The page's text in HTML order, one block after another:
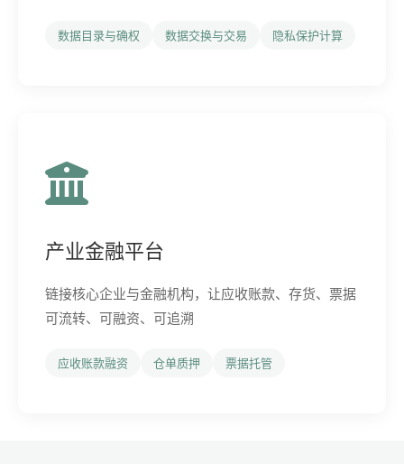
数据目录与确权 数据交换与交易 隐私保护计算
产业金融平台
链接核心企业与金融机构，让应收账款、存货、票据
可流转、可融资、可追溯
应收账款融资 仓单质押 票据托管